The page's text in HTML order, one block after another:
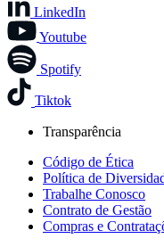
LinkedIn
Youtube
Spotify
Tiktok
Transparência
Código de Ética
Política de
Trabalhe Conosco
Contrato de Gestão
Compras e